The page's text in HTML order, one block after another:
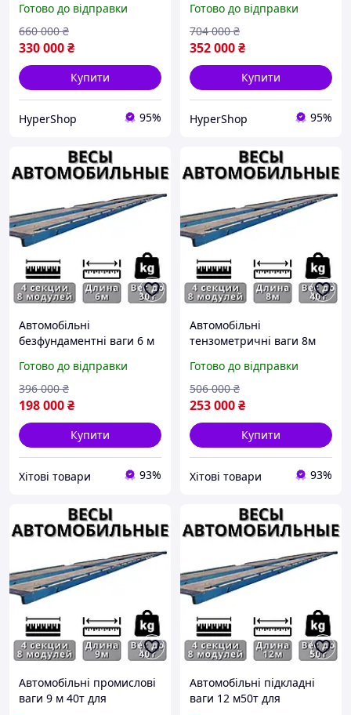
елеваторів,
безфундаментні
автомобільні ваги
Готово до відправки
330 000₴
660 000 ₴
Купити
HyperShop 95%
автомобілів та
елеваторів, вантажні
ваги для авто
Готово до відправки
352 000₴
704 000 ₴
Купити
HyperShop 95%
Автомобільні
безфундаментні ваги 6 м
тензометричні ваги 6 м
30 для вантажних авт|
ХІТОВИЙ
Готово до відправки
198 000₴
396 000 ₴
Купити
Хітові товари 93%
Автомобільні
тензометричні ваги 8м
автомобілів, автомобільні
електронні ваги|
ХІТОВИЙ
Готово до відправки
253 000₴
506 000 ₴
Купити
Хітові товари 93%
Автомобільні промислові
ваги 9 м 40т для
Автомобільні підкладні
ваги 12 м50т для